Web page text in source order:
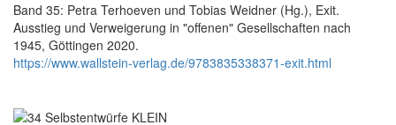
Band 35: Petra Terhoeven und Tobias Weidner (Hg.), Exit.
Ausstieg und Verweigerung in "offenen" Gesellschaften nach
1945, Göttingen 2020.
https://www.wallstein-verlag.de/9783835338371-exit.html